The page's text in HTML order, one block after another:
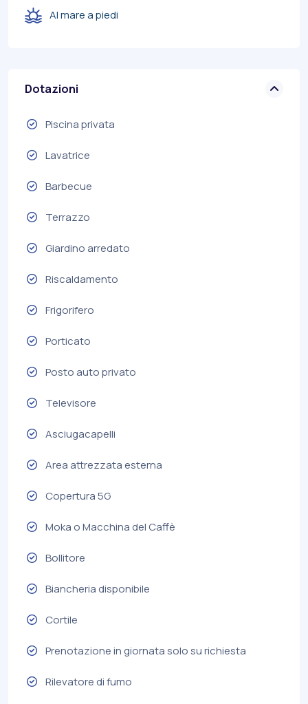
Al mare a piedi
Dotazioni
Piscina privata
Lavatrice
Barbecue
Terrazzo
Giardino arredato
Riscaldamento
Frigorifero
Porticato
Posto auto privato
Televisore
Asciugacapelli
Area attrezzata esterna
Copertura 5G
Moka o Macchina del Caffè
Bollitore
Biancheria disponibile
Cortile
Prenotazione in giornata solo su richiesta
Rilevatore di fumo